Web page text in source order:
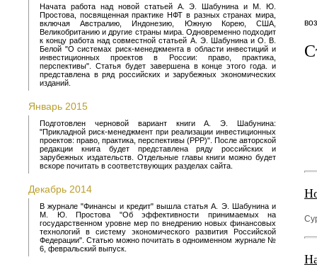
Начата работа над новой статьей А. Э. Шабунина и М. Ю.
Простова, посвященная практике НФТ в разных странах мира,
включая Австралию, Индонезию, Южную Корею, США,
Великобританию и другие страны мира. Одновременно подходит
к концу работа над совместной статьей А. Э. Шабунина и О. В.
Белой "О системах риск-менеджмента в области инвестиций и
инвестиционных проектов в России: право, практика,
перспективы". Статья будет завершена в конце этого года. и
представлена в ряд российских и зарубежных экономических
изданий.
Январь 2015
Подготовлен черновой вариант книги А. Э. Шабунина:
"Прикладной риск-менеджмент при реализации инвестиционных
проектов: право, практика, перспективы (PPP)". После авторской
редакции книга будет представлена ряду российских и
зарубежных издательств. Отдельные главы книги можно будет
вскоре почитать в соответствующих разделах сайта.
Декабрь 2014
В журнале "Финансы и кредит" вышла статья А. Э. Шабунина и
М. Ю. Простова "Об эффективности принимаемых на
государственном уровне мер по внедрению новых финансовых
технологий в систему экономического развития Российской
Федерации". Статью можно почитать в одноименном журнале №
6, февральский выпуск.